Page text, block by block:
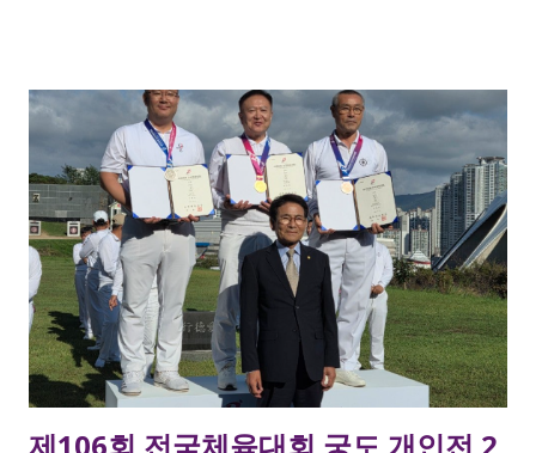
전 장년부 1위 김용문접장 개인전 여성부 1위 강지현 접장